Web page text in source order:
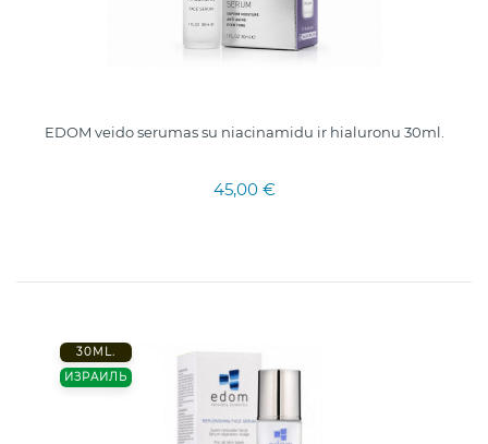
EDOM veido serumas su niacinamidu ir hialuronu 30ml.
45,00 €
30ML.
ИЗРАИЛЬ